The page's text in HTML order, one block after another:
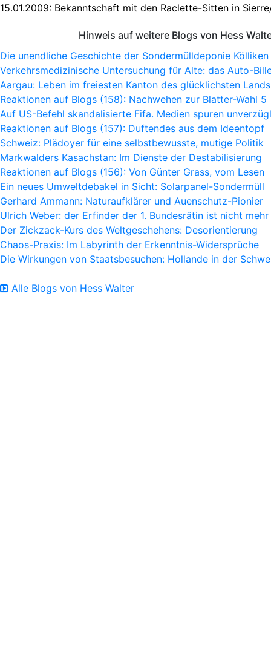
15.01.2009: Bekanntschaft mit den Raclette-Sitten in
Hinweis auf weitere Blogs von Hess
Die unendliche Geschichte der Sondermülldeponie Kölliken
Verkehrsmedizinische Untersuchung für Alte: das Auto-
Aargau: Leben im freiesten Kanton des glücklichsten Lands
Reaktionen auf Blogs (158): Nachwehen zur Blatter-Wahl 5
Auf US-Befehl skandalisierte Fifa. Medien spuren
Reaktionen auf Blogs (157): Duftendes aus dem Ideentopf
Schweiz: Plädoyer für eine selbstbewusste, mutige Politik
Markwalders Kasachstan: Im Dienste der Destabilisierung
Reaktionen auf Blogs (156): Von Günter Grass, vom Lesen
Ein neues Umweltdebakel in Sicht: Solarpanel-Sondermüll
Gerhard Ammann: Naturaufklärer und Auenschutz-Pionier
Ulrich Weber: der Erfinder der 1. Bundesrätin ist nicht mehr
Der Zickzack-Kurs des Weltgeschehens: Desorientierung
Chaos-Praxis: Im Labyrinth der Erkenntnis-Widersprüche
Die Wirkungen von Staatsbesuchen: Hollande in der
Alle Blogs von Hess Walter